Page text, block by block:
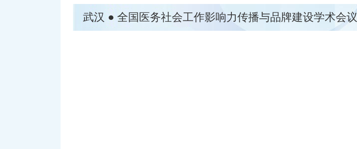
武汉 ● 全国医务社会工作影响力传播与品牌建设学术会议